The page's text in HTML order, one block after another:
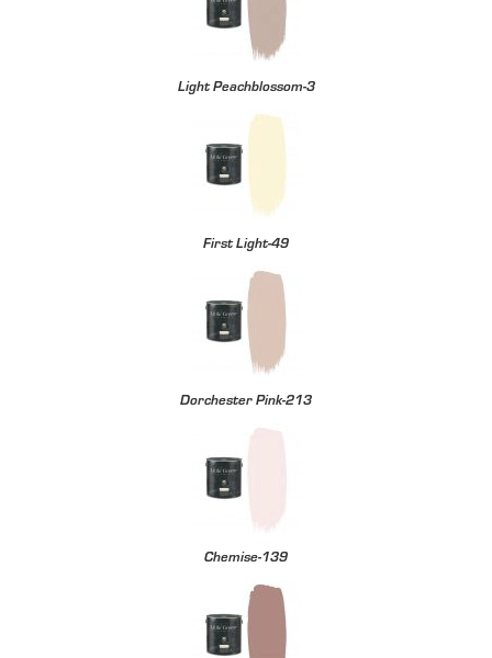
Light Peachblossom-3
First Light-49
Dorchester Pink-213
Chemise-139